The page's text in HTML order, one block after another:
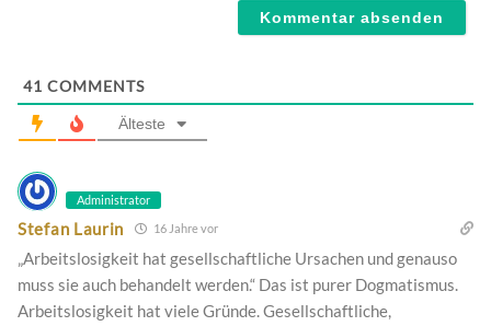
41 COMMENTS
Älteste
Administrator
Stefan Laurin 16 Jahre vor
„Arbeitslosigkeit hat gesellschaftliche Ursachen und genauso
muss sie auch behandelt werden.“ Das ist purer Dogmatismus.
Arbeitslosigkeit hat viele Gründe. Gesellschaftliche,